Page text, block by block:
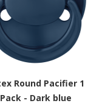
Round Pacifier 1
Pack - Dark blue